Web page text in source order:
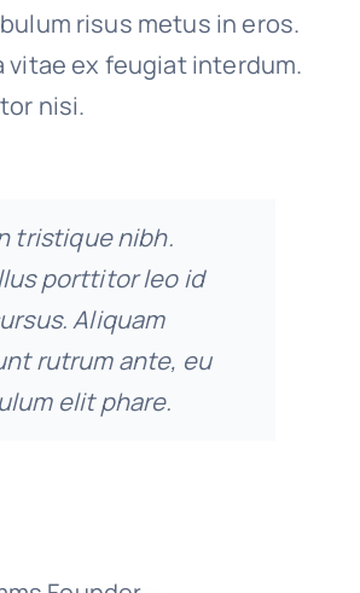
risus metus in eros.
vitae ex feugiat interdum.
nisi.
tristique nibh.
porttitor leo id
Aliquam
rutrum ante, eu
elit phare.